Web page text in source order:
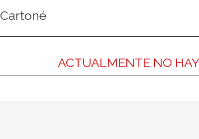
Cartoné
ACTUALMENTE NO